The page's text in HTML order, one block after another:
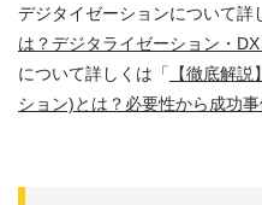
デジタイゼーションについて詳
は？デジタライゼーション・
について詳しくは「 【徹底解
ション)とは？必要性から成功